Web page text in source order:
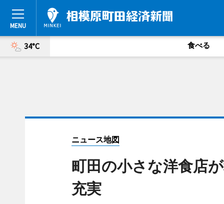
34°C 食べる
ニュース地図
町田の小さな洋食店
充実